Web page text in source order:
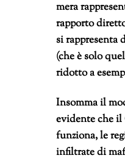
mera
rapporto
si rappresenta
(che è solo
ridotto a
Insomma il
evidente che il
funziona, le
infiltrate di